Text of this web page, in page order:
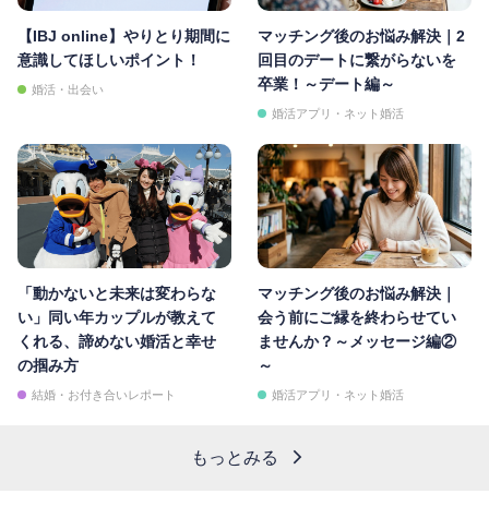
【IBJ online】やりとり期間に
意識してほしいポイント！
婚活・出会い
マッチング後のお悩み解決｜2
回目のデートに繋がらないを
卒業！～デート編～
婚活アプリ・ネット婚活
「動かないと未来は変わらな
い」同い年カップルが教えて
くれる、諦めない婚活と幸せ
の掴み方
結婚・お付き合いレポート
マッチング後のお悩み解決｜
会う前にご縁を終わらせてい
ませんか？～メッセージ編②
～
婚活アプリ・ネット婚活
もっとみる